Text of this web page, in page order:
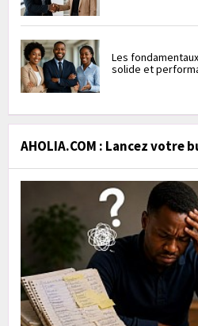
Les
solide et
AHOLIA.COM : Lancez votre